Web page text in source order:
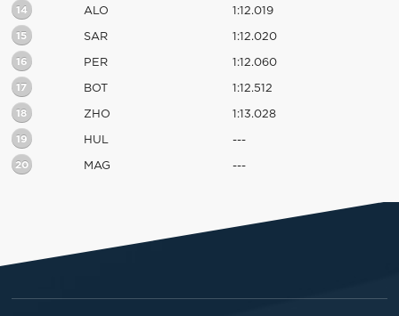
14 ALO 1:12.019
15 SAR 1:12.020
16 PER 1:12.060
17 BOT 1:12.512
18 ZHO 1:13.028
19 HUL ---
20 MAG ---